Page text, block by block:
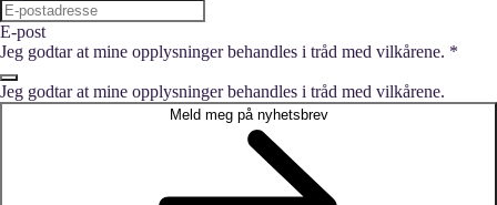
E-post
Jeg godtar at mine opplysninger behandles i tråd med vilkårene. *
Jeg godtar at mine opplysninger behandles i tråd med vilkårene.
Meld meg på nyhetsbrev